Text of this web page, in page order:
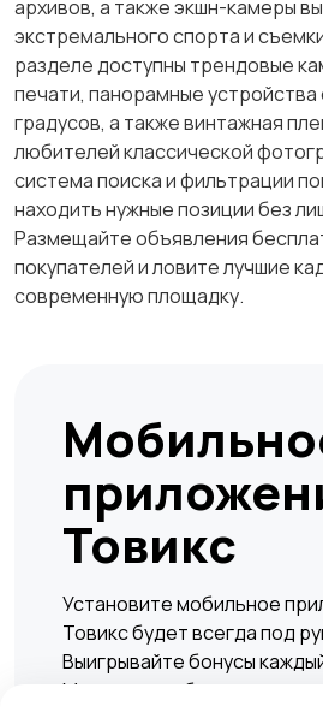
архивов, а также экшн-камеры
экстремального спорта и
разделе доступны трендовые
печати, панорамные
градусов, а также винтажная
любителей классической
система поиска и фильтрации
находить нужные позиции без
Размещайте объявления
покупателей и ловите лучшие
современную площадку.
Товикс
Установите мобильное
Товикс будет всегда под
Выигрывайте бонусы
Мгновенно и безопасно